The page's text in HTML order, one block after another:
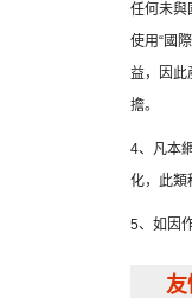
任何未與
使用“國
益，因此
擔。
4、凡本
化，此類
5、如因
友